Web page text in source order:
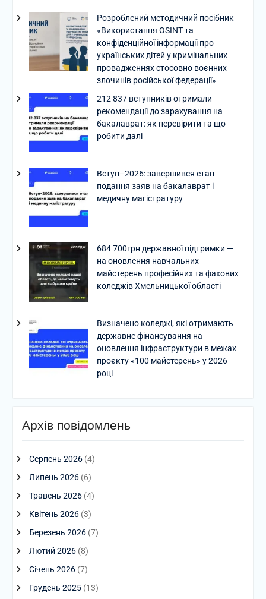
Розроблений методичний посібник
«Використання OSINT та
конфіденційної інформації про
українських дітей у кримінальних
провадженнях стосовно воєнних
злочинів російської федерації»
212 837 вступників отримали
рекомендації до зарахування на
бакалаврат: як перевірити та що
робити далі
Вступ–2026: завершився етап
подання заяв на бакалаврат і
медичну магістратуру
684 700грн державної підтримки —
на оновлення навчальних
майстерень професійних та фахових
коледжів Хмельницької області
Визначено коледжі, які отримають
державне фінансування на
оновлення інфраструктури в межах
проєкту «100 майстерень» у 2026
році
Архів повідомлень
Серпень 2026(4)
Липень 2026(6)
Травень 2026(4)
Квітень 2026(3)
Березень 2026(7)
Лютий 2026(8)
Січень 2026(7)
Грудень 2025(13)